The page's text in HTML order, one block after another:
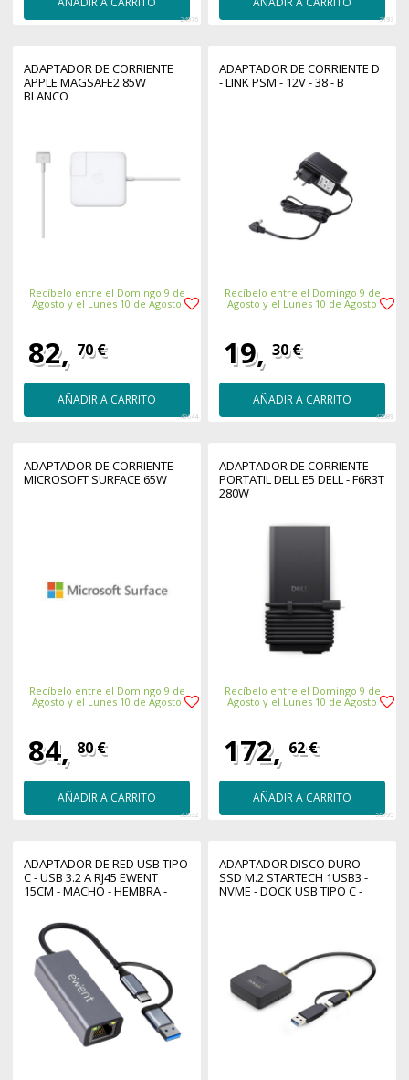
24976 3193
ADAPTADOR DE CORRIENTE
APPLE MAGSAFE2 85W
BLANCO
Recíbelo entre el Domingo 9 de
Agosto y el Lunes 10 de Agosto
82, 70 €
AÑADIR A CARRITO
49644
ADAPTADOR DE CORRIENTE D
- LINK PSM - 12V - 38 - B
Recíbelo entre el Domingo 9 de
Agosto y el Lunes 10 de Agosto
19, 30 €
AÑADIR A CARRITO
43589
ADAPTADOR DE CORRIENTE
MICROSOFT SURFACE 65W
Recíbelo entre el Domingo 9 de
Agosto y el Lunes 10 de Agosto
84, 80 €
AÑADIR A CARRITO
30532
ADAPTADOR DE CORRIENTE
PORTATIL DELL E5 DELL - F6R3T
280W
Recíbelo entre el Domingo 9 de
Agosto y el Lunes 10 de Agosto
172, 62 €
AÑADIR A CARRITO
56795
ADAPTADOR DE RED USB TIPO
C - USB 3.2 A RJ45 EWENT
15CM - MACHO - HEMBRA -
ADAPTADOR DISCO DURO
SSD M.2 STARTECH 1USB3 -
NVME - DOCK USB TIPO C -